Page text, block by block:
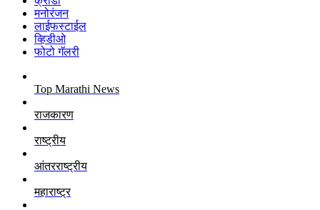
मनोरंजन
लाईफस्टाईल
व्हिडीओ
फोटो गॅलरी
Top Marathi News
राजकारण
राष्ट्रीय
आंतरराष्ट्रीय
महाराष्ट्र